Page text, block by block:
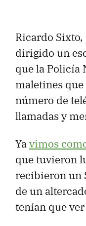
Ricardo
dirigido un
que la Policía
maletines que
número de
llamadas y
Yavimos
que tuvieron
recibieron un
de un
tenían que